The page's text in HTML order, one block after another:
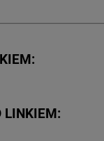
LINKIEM: